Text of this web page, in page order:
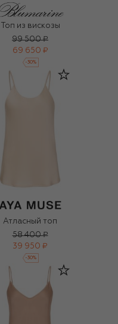
Топ из вискозы
99 500 ₽
69 650 ₽
-30%
Атласный топ
58 400 ₽
39 950 ₽
-30%